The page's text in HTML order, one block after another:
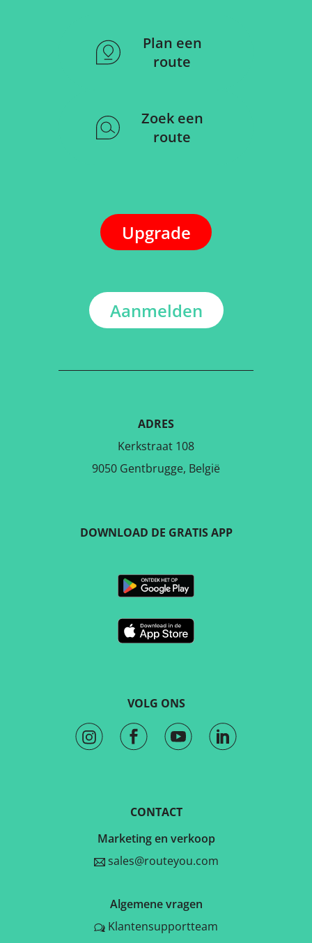
Plan een
route
Zoek een
route
Upgrade
Aanmelden
ADRES
Kerkstraat 108
9050 Gentbrugge, België
VOLG ONS
DOWNLOAD DE GRATIS APP
CONTACT
Marketing en verkoop
sales@routeyou.com
Algemene vragen
Klantensupportteam